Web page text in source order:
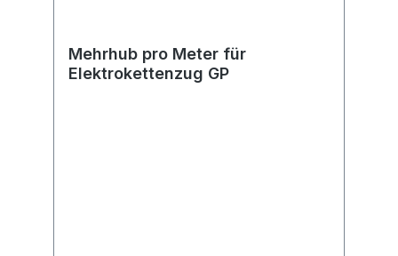
Mehrhub pro Meter für
Elektrokettenzug GP